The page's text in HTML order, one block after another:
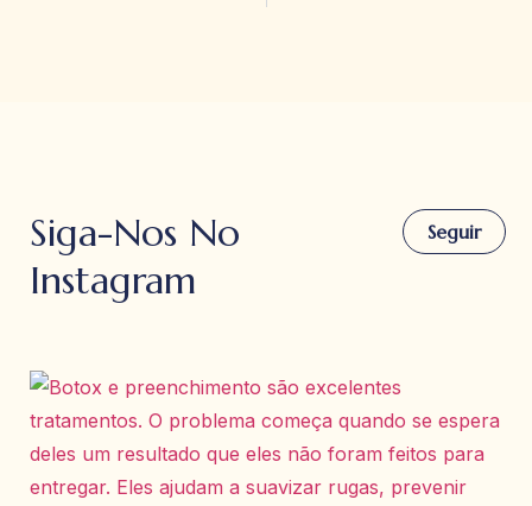
Siga-Nos No
Instagram
Seguir